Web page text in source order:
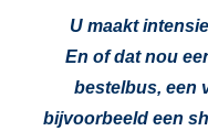
U maakt
En of dat nou
bestelbus, een
bijvoorbeeld een